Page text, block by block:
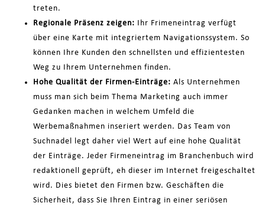
treten.
Regionale Präsenz zeigen: Ihr Frimeneintrag verfügt
über eine Karte mit integriertem Navigationssystem. So
können Ihre Kunden den schnellsten und effizientesten
Weg zu Ihrem Unternehmen finden.
Hohe Qualität der Firmen-Einträge: Als Unternehmen
muss man sich beim Thema Marketing auch immer
Gedanken machen in welchem Umfeld die
Werbemaßnahmen inseriert werden. Das Team von
Suchnadel legt daher viel Wert auf eine hohe Qualität
der Einträge. Jeder Firmeneintrag im Branchenbuch wird
redaktionell geprüft, eh dieser im Internet freigeschaltet
wird. Dies bietet den Firmen bzw. Geschäften die
Sicherheit, dass Sie Ihren Eintrag in einer seriösen